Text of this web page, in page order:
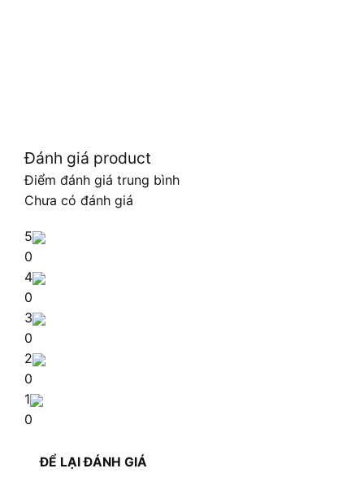
Đánh giá product
Điểm đánh giá trung bình
Chưa có đánh giá
5
0
4
0
3
0
2
0
1
0
ĐỂ LẠI ĐÁNH GIÁ